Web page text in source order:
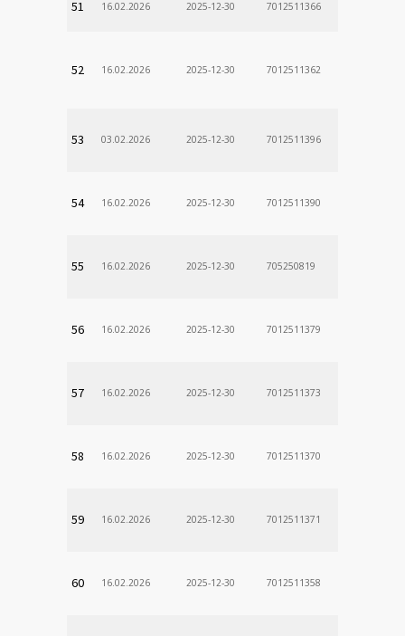
51 16.02.2026 2025-12-30 7012511366
52 16.02.2026 2025-12-30 7012511362
53 03.02.2026 2025-12-30 7012511396
54 16.02.2026 2025-12-30 7012511390
55 16.02.2026 2025-12-30 705250819
56 16.02.2026 2025-12-30 7012511379
57 16.02.2026 2025-12-30 7012511373
58 16.02.2026 2025-12-30 7012511370
59 16.02.2026 2025-12-30 7012511371
60 16.02.2026 2025-12-30 7012511358